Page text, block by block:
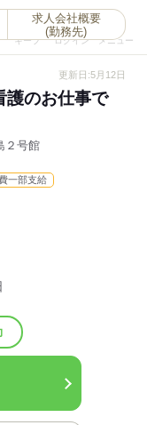
キープ
0
ログイン メニュー
求人会社概要
(勤務先)
更新日:5月12日
のお仕事で
２号館
一部支給